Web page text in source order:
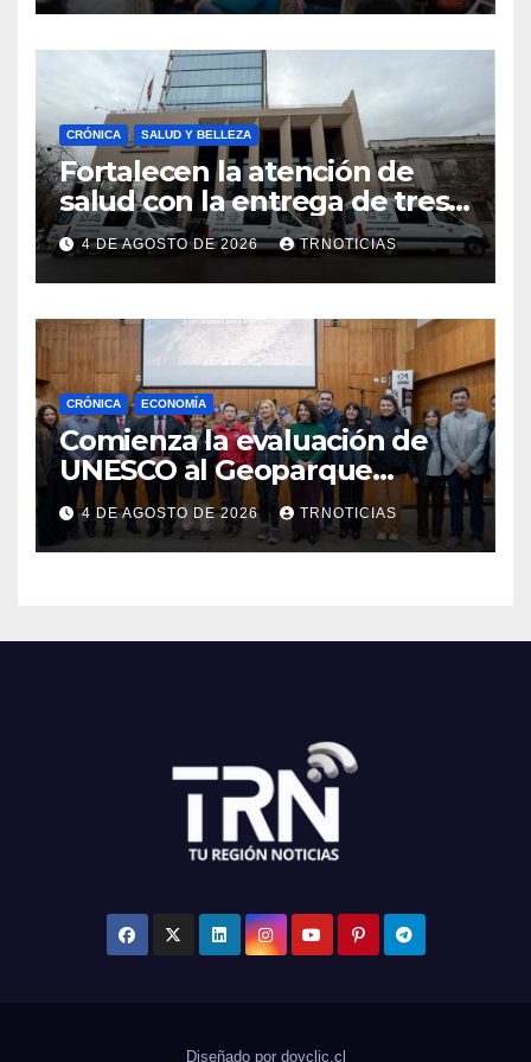
emprendimiento
CRÓNICA SALUD Y BELLEZA
Fortalecen la atención de
salud con la entrega de tres
nuevas ambulancias para
Cauquenes y Sagrada Familia
4 DE AGOSTO DE 2026 TRNOTICIAS
CRÓNICA ECONOMÍA
Comienza la evaluación de
UNESCO al Geoparque
Aspirante Pillanmapu en el
Maule
4 DE AGOSTO DE 2026 TRNOTICIAS
Diseñado por doyclic.cl